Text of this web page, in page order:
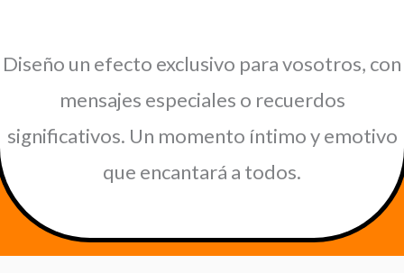
Diseño un efecto exclusivo para vosotros, con
mensajes especiales o recuerdos
significativos. Un momento íntimo y emotivo
que encantará a todos.